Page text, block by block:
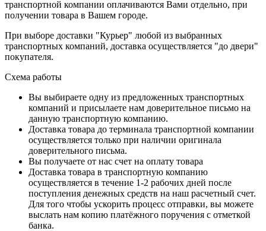
транспортной компании оплачиваются Вами отдельно, при
получении товара в Вашем городе.
При выборе доставки "Курьер" любой из выбранных
транспортных компаний, доставка осуществляется "до двери"
покупателя.
Схема работы
Вы выбираете одну из предложенных транспортных
компаний и присылаете нам доверительное письмо на
данную транспортную компанию.
Доставка товара до терминала транспортной компании
осуществляется только при наличии оригинала
доверительного письма.
Вы получаете от нас счет на оплату товара
Доставка товара в транспортную компанию
осуществляется в течение 1-2 рабочих дней после
поступления денежных средств на наш расчетный счет.
Для того чтобы ускорить процесс отправки, вы можете
выслать нам копию платёжного поручения с отметкой
банка.